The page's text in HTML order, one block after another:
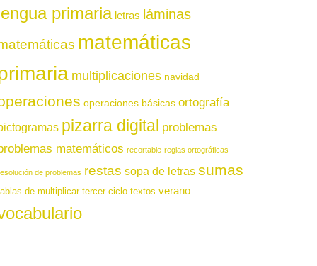
primaria letras láminas
matemáticas
multiplicaciones navidad
operaciones básicas ortografía
pizarra digital problemas
matemáticos recortable reglas ortográficas
de problemas restas sopa de letras sumas
de multiplicar tercer ciclo textos verano